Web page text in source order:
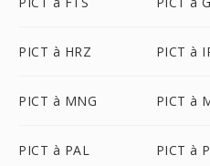
PICT à HRZ PICT à
PICT à MNG PICT à
PICT à PAL PICT à